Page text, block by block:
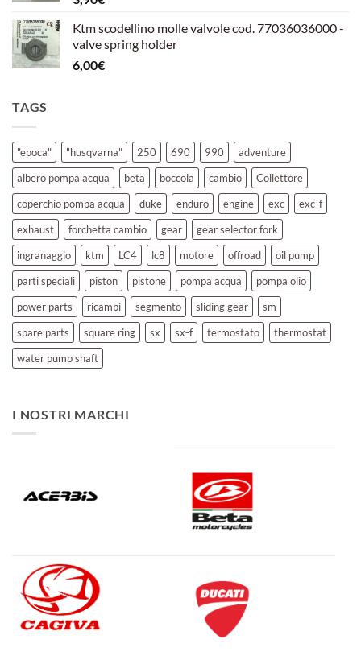
Ktm scodellino molle valvole cod. 77036036000 -
valve spring holder
6,00€
TAGS
"epoca" "husqvarna" 250 690 990
adventure
albero pompa acqua
beta boccola cambio
Collettore
coperchio pompa acqua
duke enduro engine exc
exc-f
exhaust
forchetta cambio gear
gear selector fork
ingranaggio
ktm LC4 lc8 motore offroad
oil pump
parti speciali
piston pistone pompa acqua
pompa olio
power parts
ricambi segmento sliding gear
sm
spare parts
square ring sx sx-f termostato
thermostat
water pump shaft
I NOSTRI MARCHI